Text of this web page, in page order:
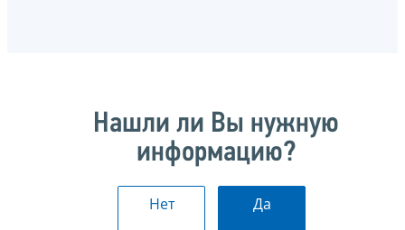
Нашли ли Вы нужную
информацию?
Нет Да